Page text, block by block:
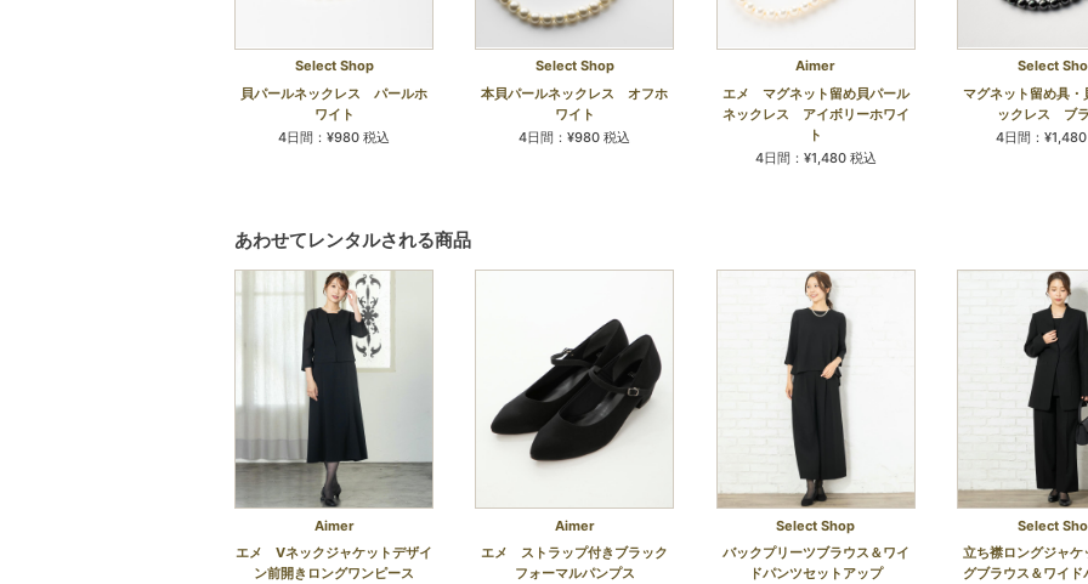
Select Shop
貝パールネックレス パールホ
ワイト
4日間：¥980 税込
Select Shop
本貝パールネックレス オフホ
ワイト
4日間：¥980 税込
Aimer
エメ マグネット留め貝パール
ネックレス アイボリーホワイ
ト
4日間：¥1,480 税込
Select
マグネット留め具・
ックレス ブ
4日間：
あわせてレンタルされる商品
Aimer
エメ Vネックジャケットデザイ
ン前開きロングワンピース
Aimer
エメ ストラップ付きブラック
フォーマルパンプス
Select Shop
バックプリーツブラウス＆ワイ
ドパンツセットアップ
Select
立ち襟ロングジャケ
グブラウス＆ワイド